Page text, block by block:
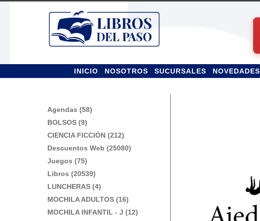
Ir
la
navegación
Ir
contenido
INICIO NOSOTROS SUCURSALES NOVEDADES
Agendas (58)
BOLSOS (9)
CIENCIA FICCIÓN (212)
Descuentos Web (25080)
Juegos (75)
Libros (20539)
LUNCHERAS (4)
MOCHILA ADULTOS (16)
MOCHILA INFANTIL - J (12)